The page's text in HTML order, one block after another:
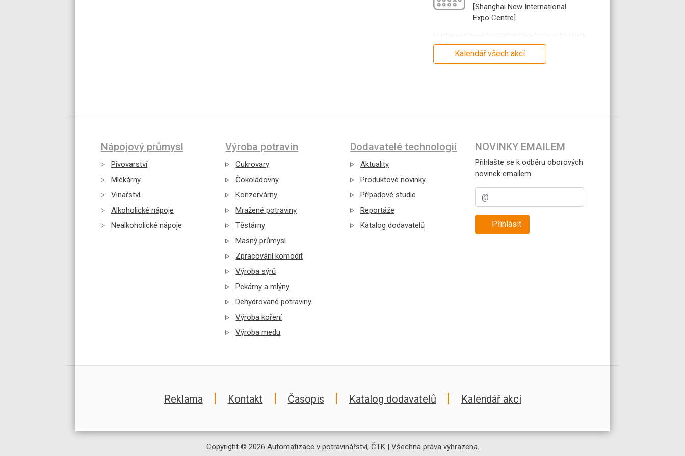
[Shanghai New International
Expo Centre]
Kalendář všech akcí
Nápojový průmysl
Pivovarství
Mlékárny
Vinařství
Alkoholické nápoje
Nealkoholické nápoje
Výroba potravin
Cukrovary
Čokoládovny
Konzervárny
Mražené potraviny
Těstárny
Masný průmysl
Zpracování komodit
Výroba sýrů
Pekárny a mlýny
Dehydrované potraviny
Výroba koření
Výroba medu
Dodavatelé technologií
Aktuality
Produktové novinky
Případové studie
Reportáže
Katalog dodavatelů
NOVINKY EMAILEM
Přihlašte se k odběru oborových
novinek emailem.
Přihlásit
Reklama Kontakt Časopis Katalog dodavatelů Kalendář akcí
Copyright © 2026 Automatizace v potravinářství, ČTK | Všechna práva vyhrazena.